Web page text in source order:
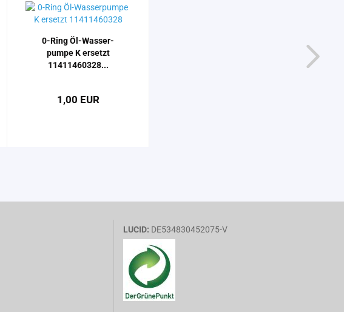
0-​Ring Öl-​Was­ser­
pum­pe K er­setzt
11411460328...
1,00 EUR
LUCID: DE534830452075-V